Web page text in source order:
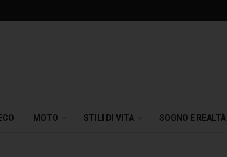
ECO MOTO STILI DI VITA SOGNO E REALTÀ